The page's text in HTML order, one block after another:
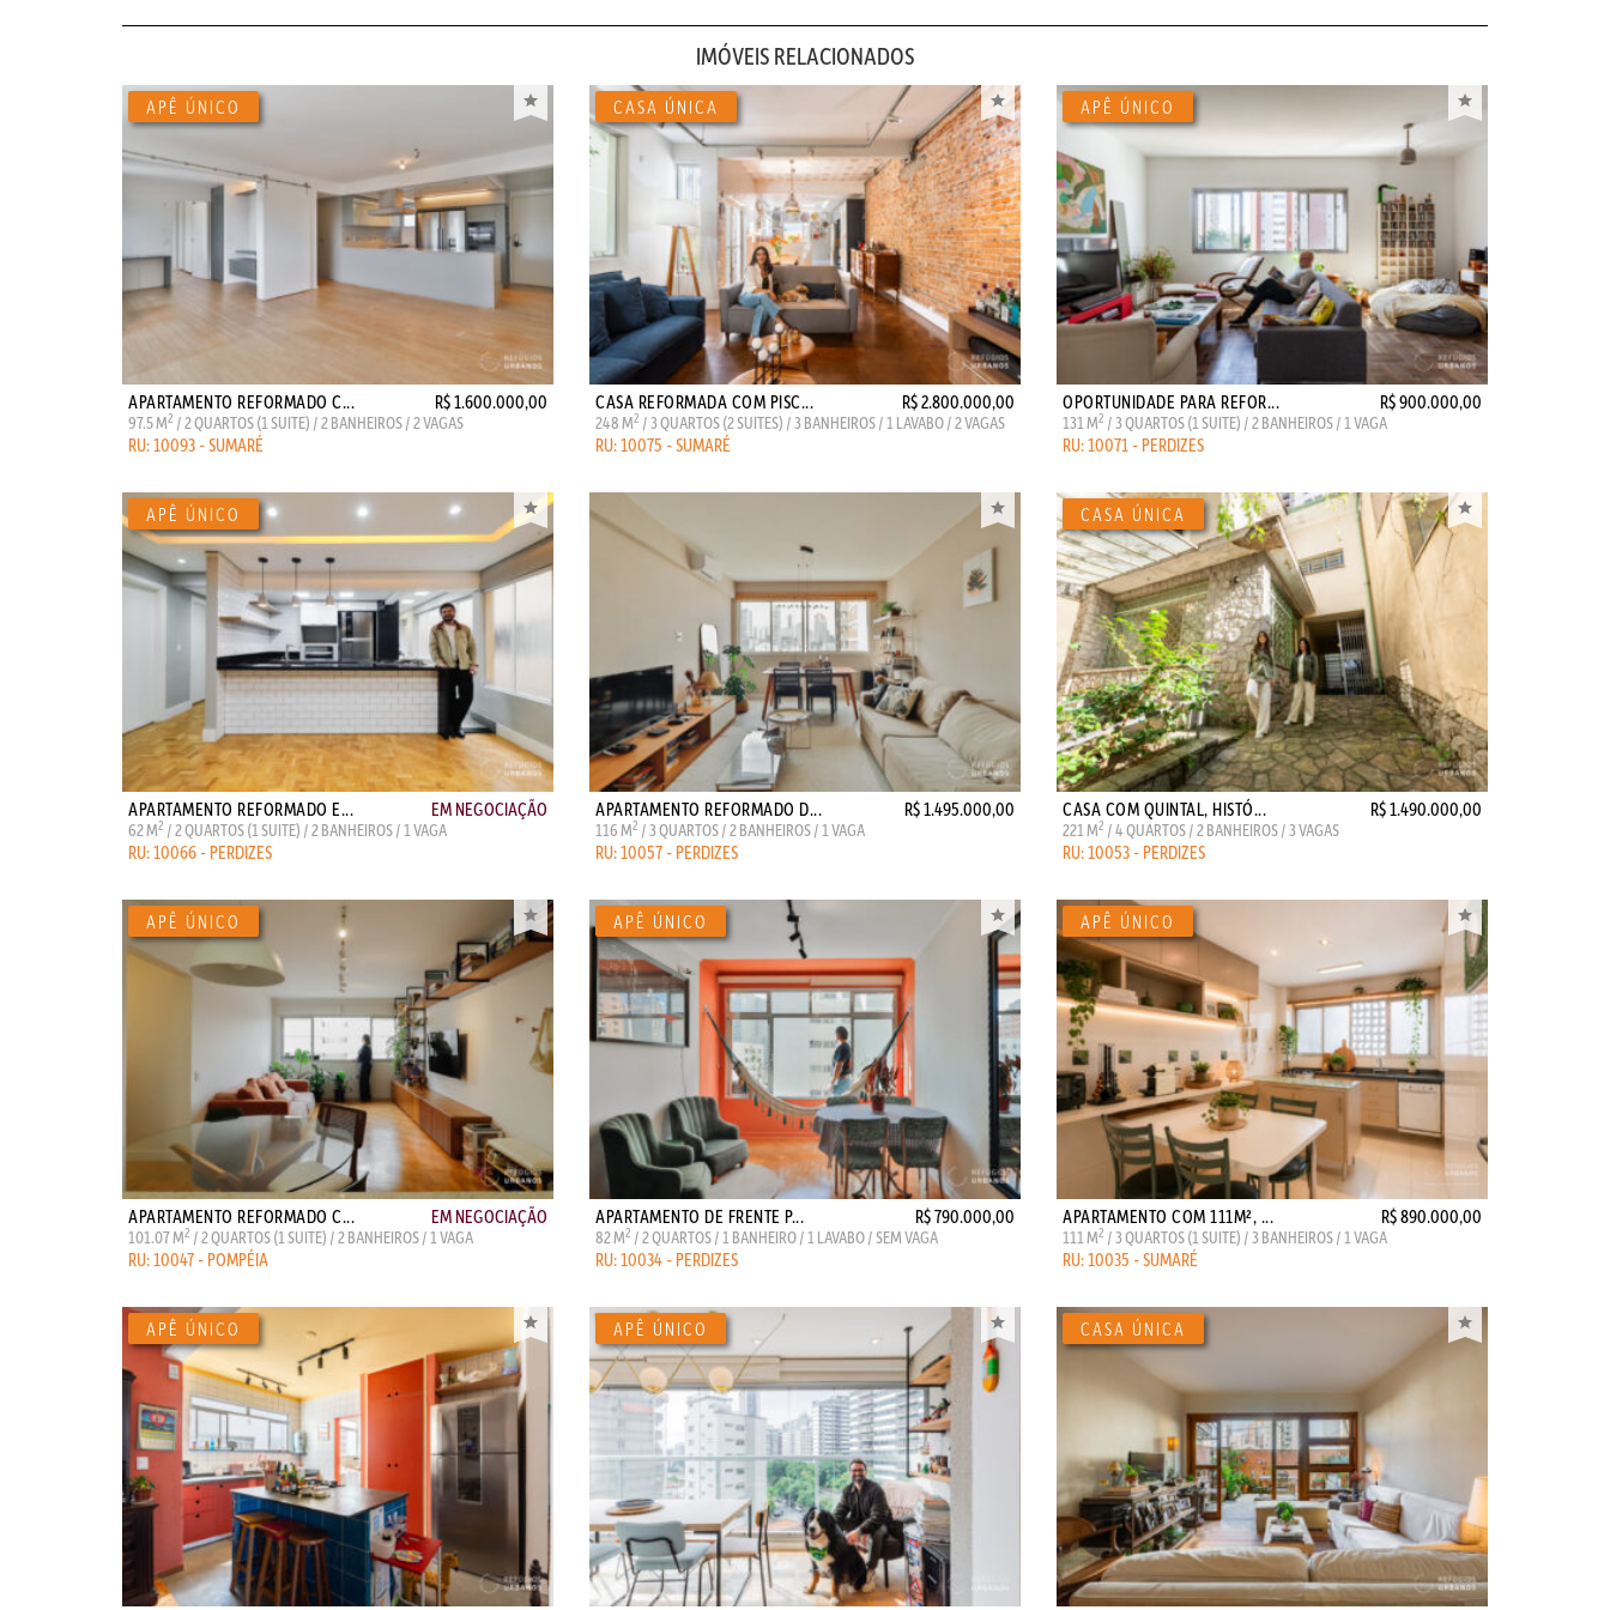
IMÓVEIS RELACIONADOS
APARTAMENTO REFORMADO C... R$ 1.600.000,00
97.5 M2 / 2 QUARTOS (1 SUITE) / 2 BANHEIROS / 2 VAGAS
RU: 10093 - SUMARÉ
CASA REFORMADA COM PISC... R$ 2.800.000,00
248 M2 / 3 QUARTOS (2 SUITES) / 3 BANHEIROS / 1 LAVABO / 2 VAGAS
RU: 10075 - SUMARÉ
OPORTUNIDADE PARA REFOR... R$ 900.000,00
131 M2 / 3 QUARTOS (1 SUITE) / 2 BANHEIROS / 1 VAGA
RU: 10071 - PERDIZES
APARTAMENTO REFORMADO E... EM NEGOCIAÇÃO
62 M2 / 2 QUARTOS (1 SUITE) / 2 BANHEIROS / 1 VAGA
RU: 10066 - PERDIZES
APARTAMENTO REFORMADO D... R$ 1.495.000,00
116 M2 / 3 QUARTOS / 2 BANHEIROS / 1 VAGA
RU: 10057 - PERDIZES
CASA COM QUINTAL, HISTÓ... R$ 1.490.000,00
221 M2 / 4 QUARTOS / 2 BANHEIROS / 3 VAGAS
RU: 10053 - PERDIZES
APARTAMENTO REFORMADO C... EM NEGOCIAÇÃO
101.07 M2 / 2 QUARTOS (1 SUITE) / 2 BANHEIROS / 1 VAGA
RU: 10047 - POMPÉIA
APARTAMENTO DE FRENTE P... R$ 790.000,00
82 M2 / 2 QUARTOS / 1 BANHEIRO / 1 LAVABO / SEM VAGA
RU: 10034 - PERDIZES
APARTAMENTO COM 111M², ... R$ 890.000,00
111 M2 / 3 QUARTOS (1 SUITE) / 3 BANHEIROS / 1 VAGA
RU: 10035 - SUMARÉ